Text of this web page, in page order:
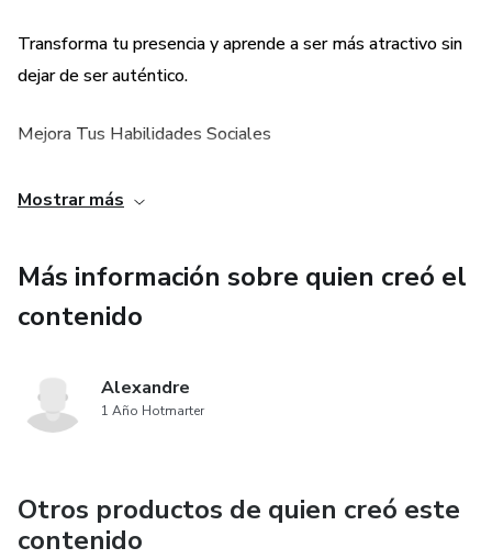
Transforma tu presencia y aprende a ser más atractivo sin
dejar de ser auténtico.
Mejora Tus Habilidades Sociales
Consejos prácticos para construir conexiones genuinas y
Adopta una Mentalidad de Abundancia
Desarrol
Mostrar más
Más información sobre quien creó el
contenido
Alexandre
1 Año Hotmarter
Otros productos de quien creó este
contenido